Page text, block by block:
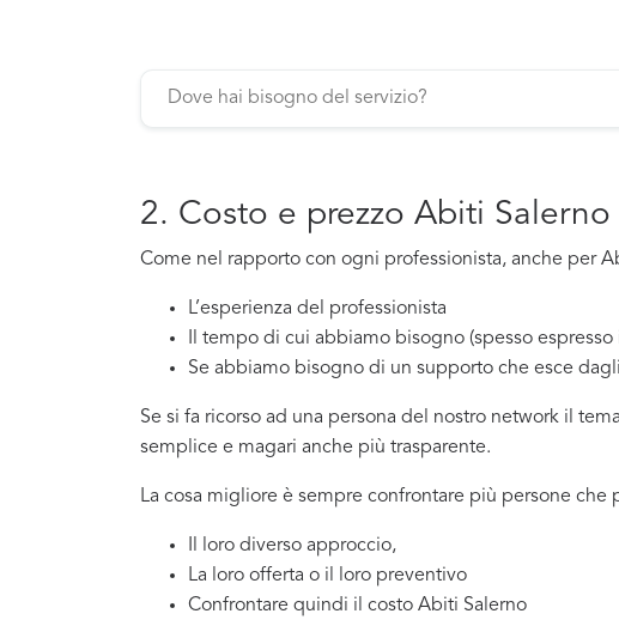
2. Costo e prezzo Abiti Salerno
Come nel rapporto con ogni professionista, anche per
L’esperienza del professionista
Il tempo di cui abbiamo bisogno (spesso espresso
Se abbiamo bisogno di un supporto che esce
Se si fa ricorso ad una persona del nostro network il
semplice e magari anche più trasparente.
La cosa migliore è sempre confrontare più persone
Il loro diverso approccio,
La loro offerta o il loro preventivo
Confrontare quindi il costo Abiti Salerno